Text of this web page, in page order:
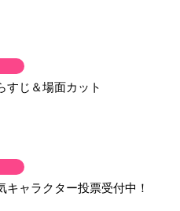
すじ＆場面カット
キャラクター投票受付中！